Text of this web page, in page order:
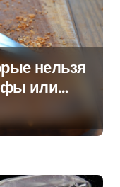
нельзя
или